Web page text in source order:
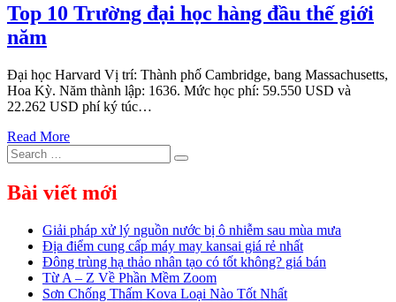
Top 10 Trường đại học hàng đầu thế giới
năm
Đại học Harvard Vị trí: Thành phố Cambridge, bang Massachusetts,
Hoa Kỳ. Năm thành lập: 1636. Mức học phí: 59.550 USD và
22.262 USD phí ký túc…
Read More
Search
for:
Search
Bài viết mới
Giải pháp xử lý nguồn nước bị ô nhiễm sau mùa mưa
Địa điểm cung cấp máy may kansai giá rẻ nhất
Đông trùng hạ thảo nhân tạo có tốt không? giá bán
Từ A – Z Về Phần Mềm Zoom
Sơn Chống Thấm Kova Loại Nào Tốt Nhất